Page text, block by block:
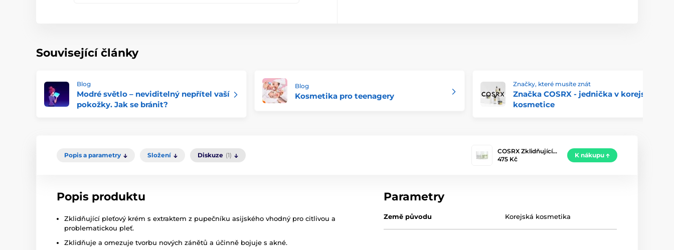
Související články
Blog
Modré světlo – neviditelný nepřítel vaší
pokožky. Jak se bránit?
Blog
Kosmetika pro teenagery
Značky, které musíte znát
Značka COSRX - jednička v korejské
kosmetice
Popis a parametry Složení Diskuze (1)
COSRX Zklidňující…
475 Kč
K nákupu
Popis produktu
Zklidňující pleťový krém s extraktem z pupečníku asijského vhodný pro citlivou a
problematickou pleť.
Zklidňuje a omezuje tvorbu nových zánětů a účinně bojuje s akné.
Parametry
Země původu Korejská kosmetika